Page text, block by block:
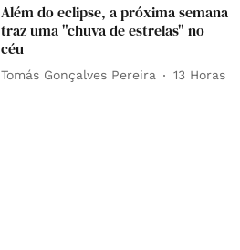
Além do eclipse, a próxima semana
traz uma "chuva de estrelas" no
céu
Tomás Gonçalves Pereira 13 Horas